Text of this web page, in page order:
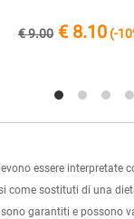
€ 9.00 € 8.10(-
essere
come sostituti di una
garantiti e possono